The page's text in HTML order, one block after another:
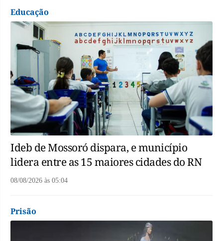
Educação
Ideb de Mossoró dispara, e município
lidera entre as 15 maiores cidades do RN
08/08/2026 às 05:04
Prisão